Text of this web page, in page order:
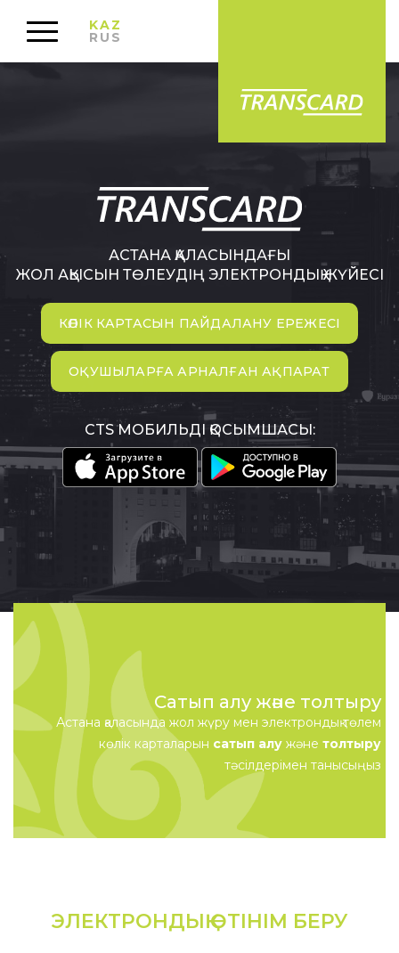
KAZ
RUS
АСТАНА ҚАЛАСЫНДАҒЫ
ЖОЛ АҚЫСЫН ТӨЛЕУДІҢ ЭЛЕКТРОНДЫҚ ЖҮЙЕСІ
КӨЛІК КАРТАСЫН ПАЙДАЛАНУ ЕРЕЖЕСІ
ОҚУШЫЛАРҒА АРНАЛҒАН АҚПАРАТ
CTS МОБИЛЬДІ ҚОСЫМШАСЫ:
Сатып алу және толтыру
Астана қаласында жол жүру мен электрондық төлем
көлік карталарын сатып алу және толтыру
тәсілдерімен танысыңыз
ЭЛЕКТРОНДЫҚ ӨТІНІМ БЕРУ